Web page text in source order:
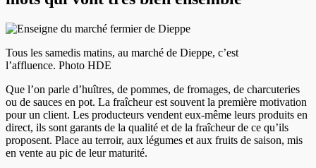
Tous les samedis matins, au marché de Dieppe, c’est
l’affluence. Photo HDE
Que l’on parle d’huîtres, de pommes, de fromages, de charcuteries
ou de sauces en pot. La fraîcheur est souvent la première motivation
pour un client. Les producteurs vendent eux-même leurs produits en
direct, ils sont garants de la qualité et de la fraîcheur de ce qu’ils
proposent. Place au terroir, aux légumes et aux fruits de saison, mis
en vente au pic de leur maturité.